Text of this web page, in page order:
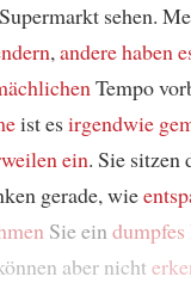
sehen.
,anderehaben
Tempo
ist esirgendwie
ein. Sie sitzen
gerade, wie
Sie ein
aber nicht